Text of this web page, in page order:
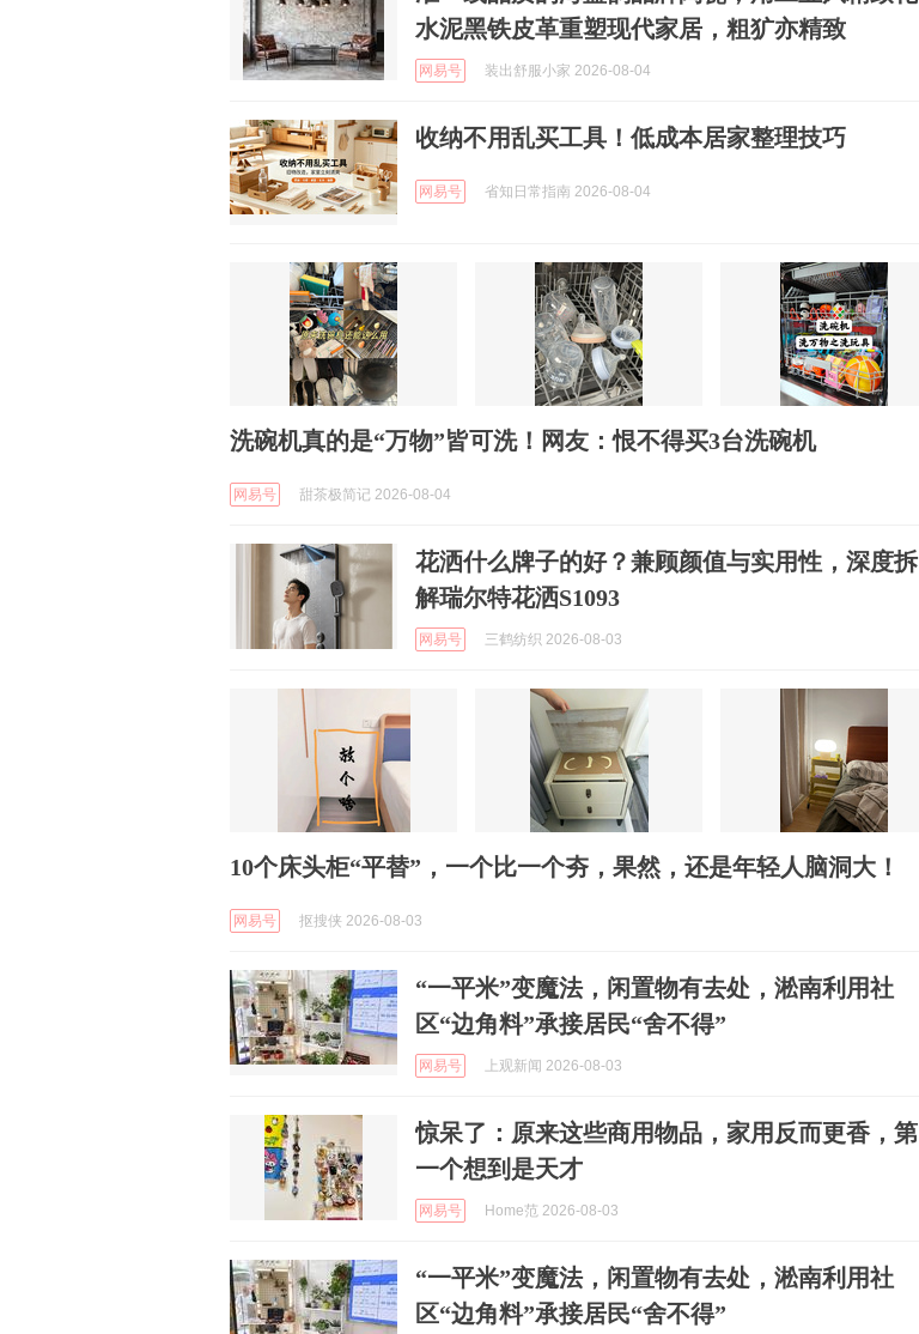
水泥黑铁皮革重塑现代家居，粗犷亦精致
网易号 装出舒服小家 2026-08-04
收纳不用乱买工具！低成本居家整理技巧
网易号 省知日常指南 2026-08-04
洗碗机真的是“万物”皆可洗！网友：恨不得买3台洗碗机
网易号 甜茶极简记 2026-08-04
花洒什么牌子的好？兼顾颜值与实用性，深度拆
解瑞尔特花洒S1093
网易号 三鹤纺织 2026-08-03
10个床头柜“平替”，一个比一个夯，果然，还是年轻人脑洞大！
网易号 抠搜侠 2026-08-03
“一平米”变魔法，闲置物有去处，淞南利用社
区“边角料”承接居民“舍不得”
网易号 上观新闻 2026-08-03
惊呆了：原来这些商用物品，家用反而更香，第
一个想到是天才
网易号 Home范 2026-08-03
“一平米”变魔法，闲置物有去处，淞南利用社
区“边角料”承接居民“舍不得”